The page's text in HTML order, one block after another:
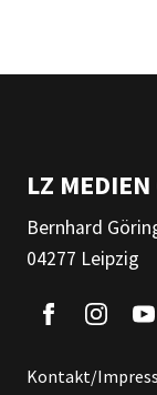
LZ
Bernhard
04277 Leipzig
Kontakt/